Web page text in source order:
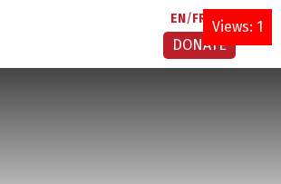
EN FR AR
DONATE
Views: 1